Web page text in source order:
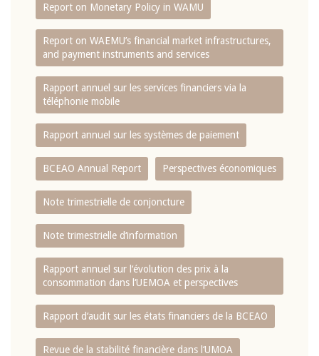
Report on Monetary Policy in WAMU
Report on WAEMU’s financial market infrastructures,
and payment instruments and services
Rapport annuel sur les services financiers via la
téléphonie mobile
Rapport annuel sur les systèmes de paiement
BCEAO Annual Report Perspectives économiques
Note trimestrielle de conjoncture
Note trimestrielle d‘information
Rapport annuel sur l‘évolution des prix à la
consommation dans l‘UEMOA et perspectives
Rapport d‘audit sur les états financiers de la BCEAO
Revue de la stabilité financière dans l‘UMOA